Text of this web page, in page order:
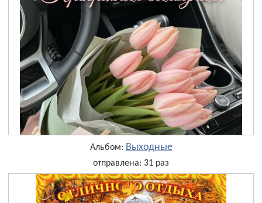
Альбом: Выходные
отправлена: 31 раз